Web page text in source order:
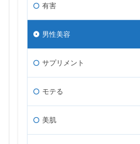
有害
男性美容
サプリメント
モテる
美肌